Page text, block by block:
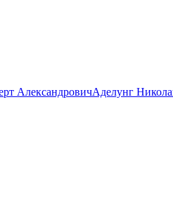
АлександровичАделунг